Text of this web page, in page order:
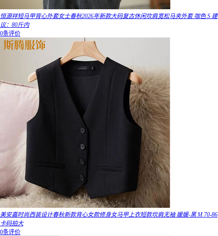
恒源祥短马甲背心外套女士春秋2026年新款大码复古休闲坎肩宽松马夹外套 咖色 S 建
议：80斤内
0条评价
美安嘉时尚西装设计春秋新款背心女款修身女马甲上衣短款坎肩无袖 媛媛-黑 M 70-86
卡码拍大
0条评价